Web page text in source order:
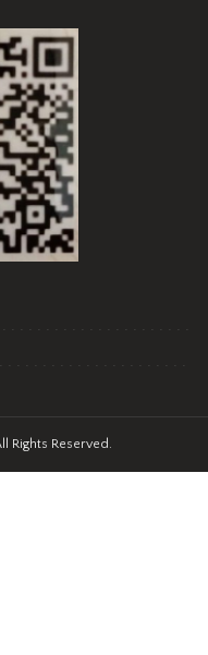
Rights Reserved.